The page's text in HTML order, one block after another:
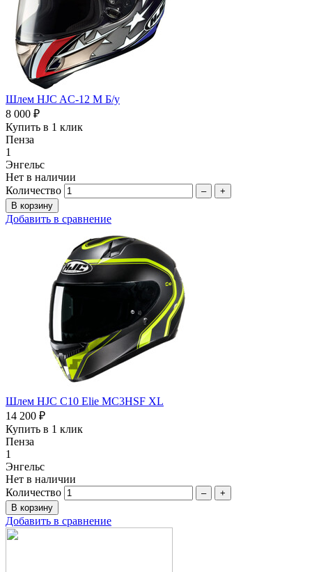
Шлем HJC AC-12 М Б/у
8 000 ₽
Купить в 1 клик
Пенза
1
Энгельс
Нет в наличии
Количество
– +
Добавить в сравнение
Шлем HJC C10 Elie MC3HSF XL
14 200 ₽
Купить в 1 клик
Пенза
1
Энгельс
Нет в наличии
Количество
– +
Добавить в сравнение